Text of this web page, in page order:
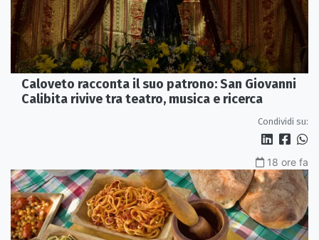
Caloveto racconta il suo patrono: San Giovanni
Calibita rivive tra teatro, musica e ricerca
Condividi su:
18 ore fa